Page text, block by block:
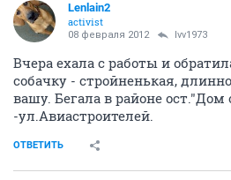
Lenlain2
activist
08 февраля 2012 lvv1973
Вчера ехала с работы и
собачку - стройненькая,
вашу. Бегала в районе
-ул.Авиастроителей.
ОТВЕТИТЬ